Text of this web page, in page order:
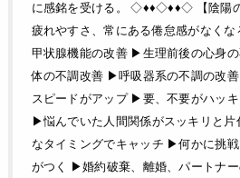
に感銘を受ける。 ◇♦♦◇♦♦◇ 【陰陽
疲れやすさ、常にある倦怠感がなく
甲状腺機能の改善 ▶︎生理前後の心身
体の不調改善 ▶︎呼吸器系の不調の改
スピードがアップ ▶︎要、不要がハッ
▶︎悩んでいた人間関係がスッキリと
なタイミングでキャッチ ▶︎何かに挑
がつく ▶︎婚約破棄、離婚、パートナ